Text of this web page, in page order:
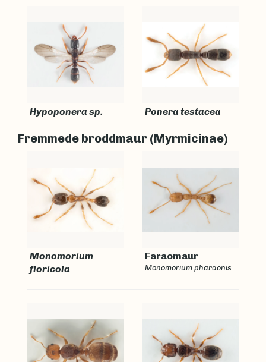
Hypoponera sp. Ponera testacea
Fremmede broddmaur (Myrmicinae)
Monomorium
floricola
Faraomaur
Monomorium pharaonis